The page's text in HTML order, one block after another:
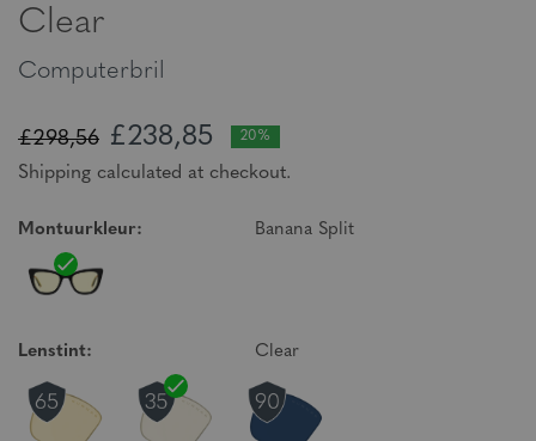
Clear
Computerbril
£298,56 £238,85 20%
Shipping calculated at checkout.
Montuurkleur: Banana Split
Lenstint: Clear